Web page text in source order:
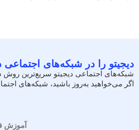
دیجیتو را در شبکه‌های اجتماعی
شبکه‌های اجتماعی دیجیتو سریع‌ترین
اگر می‌خواهید به‌روز باشید، شبکه‌های
آموزش